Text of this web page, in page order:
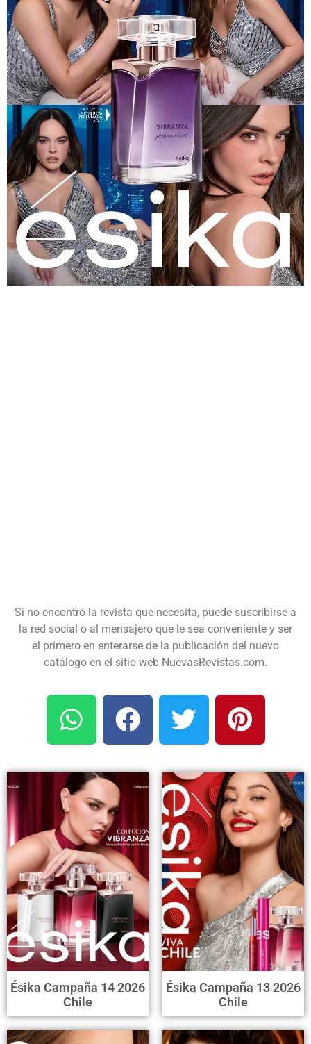
Si no encontró la revista que necesita, puede suscribirse a
la red social o al mensajero que le sea conveniente y ser
el primero en enterarse de la publicación del nuevo
catálogo en el sitio web NuevasRevistas.com.
Ésika Campaña 14 2026
Chile
Ésika Campaña 13 2026
Chile